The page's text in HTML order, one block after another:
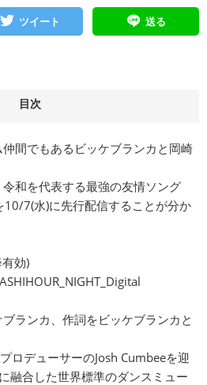
ツイート 送る
目次
間でもあるビッケブランカと岡崎
和を代表する最強の友情ソング
10/7(水)に先行配信することが分か
効)
ランカ、作詞をビッケブランカと
ロデューサーのJosh Cumbeeを迎
融合した世界標準のダンスミュー